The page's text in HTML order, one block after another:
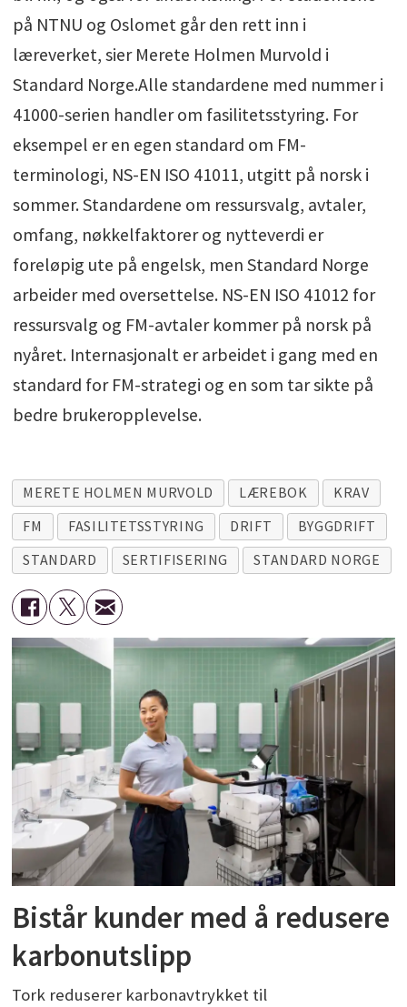
på NTNU og Oslomet går den rett inn i
læreverket, sier Merete Holmen Murvold i
Standard Norge.Alle standardene med nummer i
41000-serien handler om fasilitetsstyring. For
eksempel er en egen standard om FM-
terminologi, NS-EN ISO 41011, utgitt på norsk i
sommer. Standardene om ressursvalg, avtaler,
omfang, nøkkelfaktorer og nytteverdi er
foreløpig ute på engelsk, men Standard Norge
arbeider med oversettelse. NS-EN ISO 41012 for
ressursvalg og FM-avtaler kommer på norsk på
nyåret. Internasjonalt er arbeidet i gang med en
standard for FM-strategi og en som tar sikte på
bedre brukeropplevelse.
MERETE HOLMEN MURVOLD LÆREBOK
KRAV
FM
FASILITETSSTYRING DRIFT
BYGGDRIFT
STANDARD
SERTIFISERING STANDARD NORGE
Bistår kunder med å redusere
karbonutslipp
Tork reduserer karbonavtrykket til